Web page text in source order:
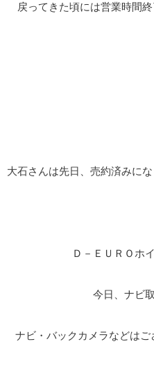
戻ってきた頃には営業時間
大石さんは先日、売約済みに
Ｄ－ＥＵＲＯホ
今日、ナビ
ナビ・バックカメラなどは